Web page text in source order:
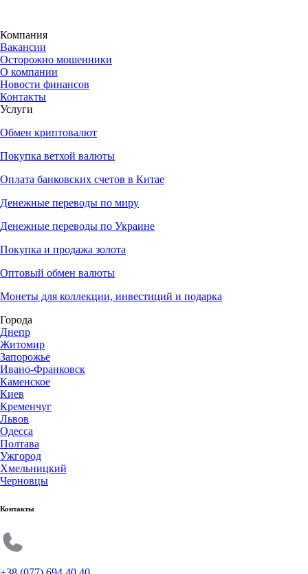
Компания
Вакансии
Осторожно мошенники
О компании
Новости финансов
Контакты
Услуги
Обмен криптовалют
Покупка ветхой валюты
Оплата банковских счетов в Китае
Денежные переводы по миру
Денежные переводы по Украине
Покупка и продажа золота
Оптовый обмен валюты
Монеты для коллекции, инвестиций и подарка
Города
Днепр
Житомир
Запорожье
Ивано-Франковск
Каменское
Киев
Кременчуг
Львов
Одесса
Полтава
Ужгород
Хмельницкий
Черновцы
Контакты